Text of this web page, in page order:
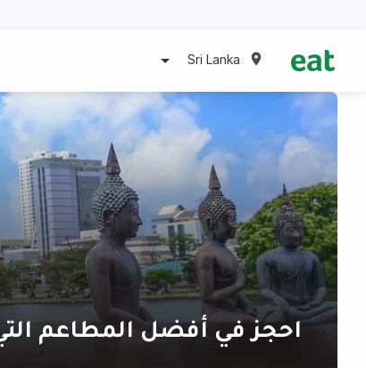
Sri Lanka
احجز في أفضل المطاعم